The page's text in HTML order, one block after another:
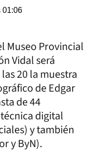
01:06
Museo Provincial
Vidal será
20 la muestra
de Edgar
de 44
digital
y también
y ByN).